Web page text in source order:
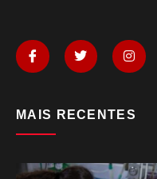
MAIS RECENTES